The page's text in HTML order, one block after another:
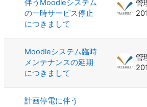
伴うMoodleシステム
の一時サービス停止
につきまして
管
Moodleシステム臨時
メンテナンスの延期
につきまして
管
計画停電に伴う